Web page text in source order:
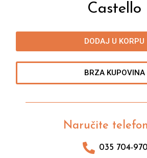
Castello
DODAJ U KORPU
BRZA KUPOVINA
Naručite
035 704-970